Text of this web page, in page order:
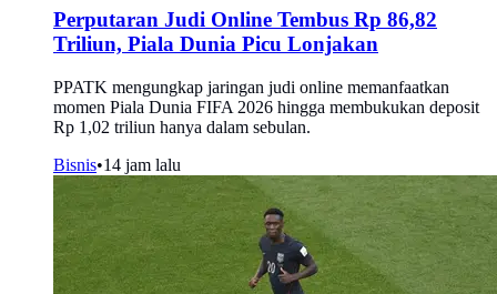
Perputaran Judi Online Tembus Rp 86,82
Triliun, Piala Dunia Picu Lonjakan
PPATK mengungkap jaringan judi online memanfaatkan
momen Piala Dunia FIFA 2026 hingga membukukan deposit
Rp 1,02 triliun hanya dalam sebulan.
Bisnis•14 jam lalu